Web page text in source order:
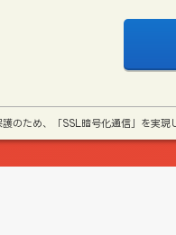
のため、「SSL暗号化通信」を実